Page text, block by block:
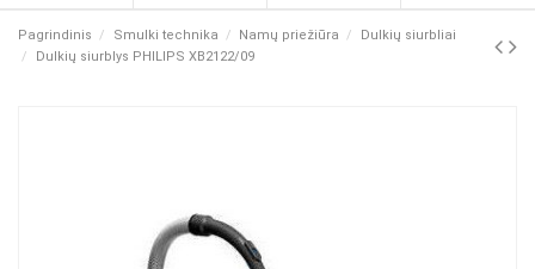
Pagrindinis Smulki technika Namų priežiūra
Dulkių siurbliai
Dulkių siurblys PHILIPS XB2122/09